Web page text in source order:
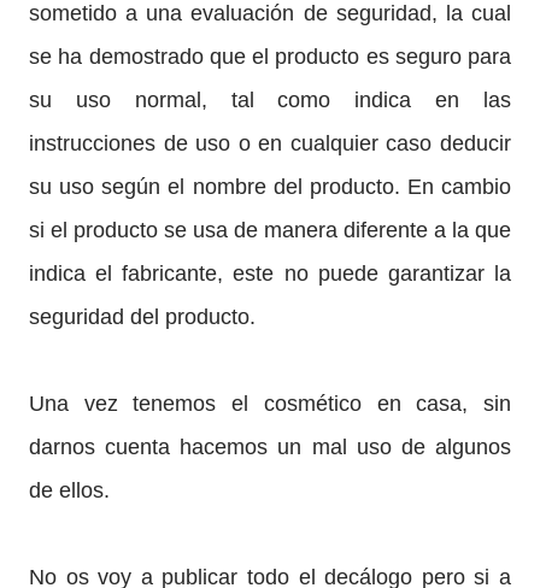
sometido a una evaluación de seguridad, la cual
se ha demostrado que el producto es seguro para
su uso normal, tal como indica en las
instrucciones de uso o en cualquier caso deducir
su uso según el nombre del producto. En cambio
si el producto se usa de manera diferente a la que
indica el fabricante, este no puede garantizar la
seguridad del producto.
Una vez tenemos el cosmético en casa, sin
darnos cuenta hacemos un mal uso de algunos
de ellos.
No os voy a publicar todo el decálogo pero si a